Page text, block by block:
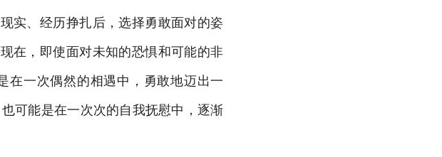
实、经历挣扎后，选择勇敢面对的姿
在，即使面对未知的恐惧和可能的非
在一次偶然的相遇中，勇敢地迈出一
可能是在一次次的自我抚慰中，逐渐